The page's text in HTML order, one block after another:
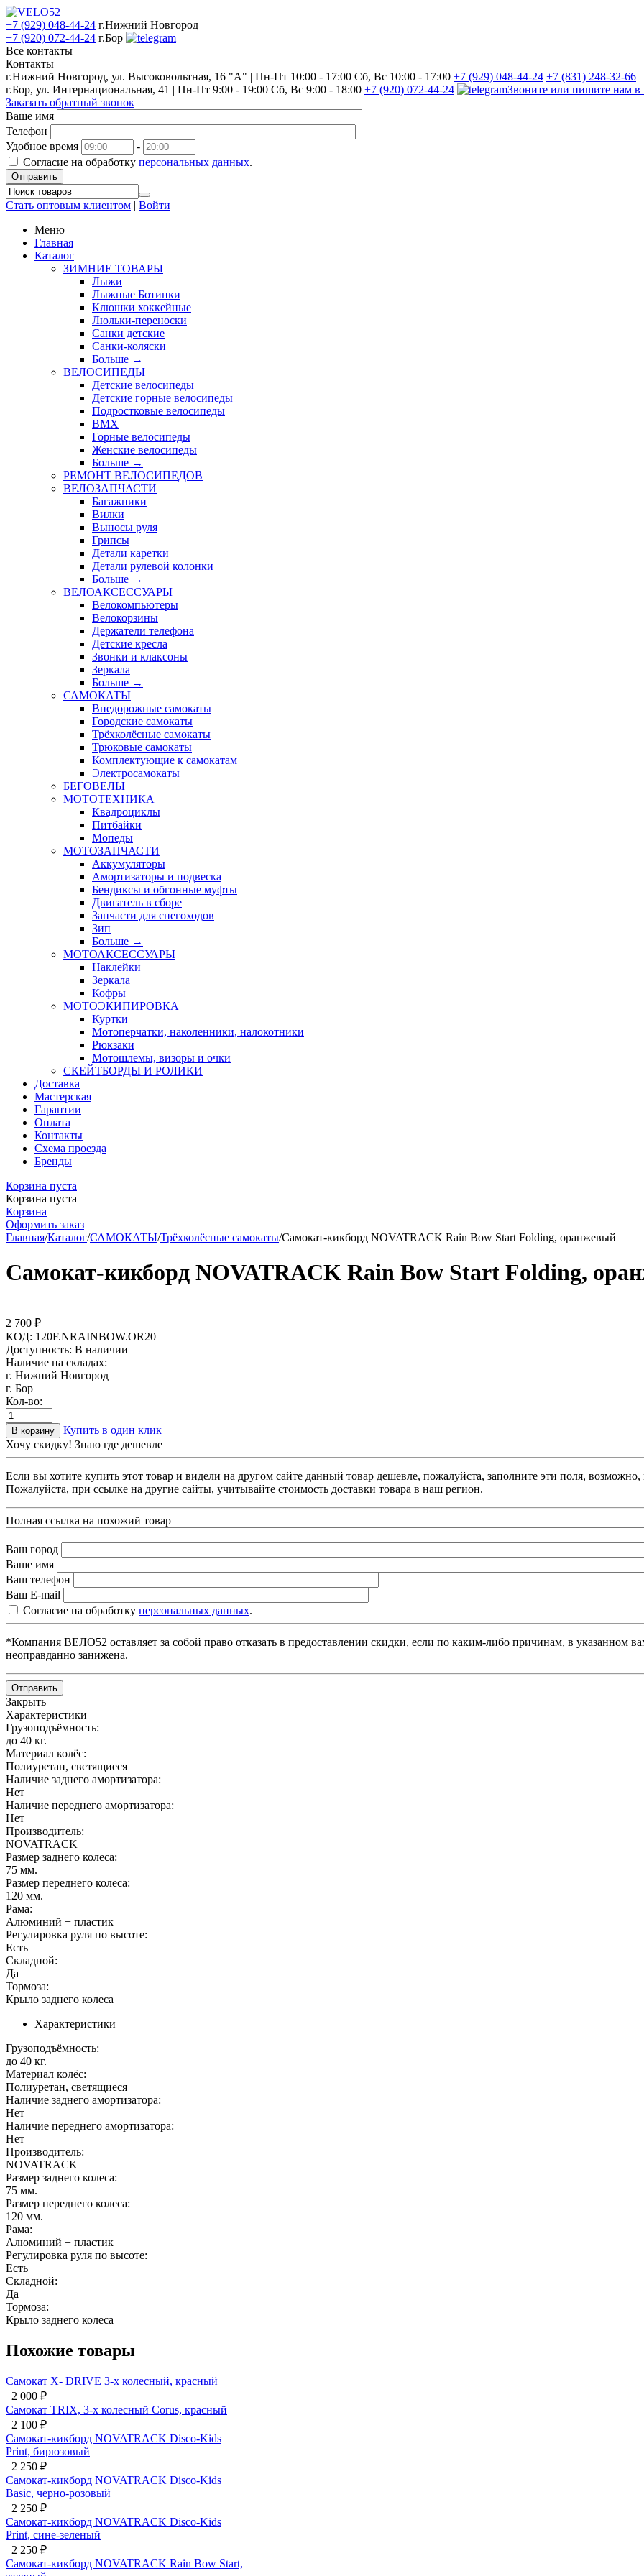
+7 (929) 048-44-24 г.Нижний Новгород
+7 (920) 072-44-24 г.Бор
Все контакты
Контакты
г.Нижний Новгород, ул. Высоковольтная, 16 "А" | Пн-Пт 10:00 - 17:00 Сб, Вс 10:00 - 17:00 +7 (929) 048-44-24 +7 (831) 248-32-66
г.Бор, ул. Интернациональная, 41 | Пн-Пт 9:00 - 19:00 Сб, Вс 9:00 - 18:00 +7 (920) 072-44-24
Звоните или пишите нам в
Заказать обратный звонок
Ваше имя
Телефон
Удобное время
-
Согласие на обработку персональных данных.
Отправить
Стать оптовым клиентом | Войти
Меню
Главная
Каталог
ЗИМНИЕ ТОВАРЫ
Лыжи
Лыжные Ботинки
Клюшки хоккейные
Люльки-переноски
Санки детские
Санки-коляски
Больше →
ВЕЛОСИПЕДЫ
Детские велосипеды
Детские горные велосипеды
Подростковые велосипеды
BMX
Горные велосипеды
Женские велосипеды
Больше →
РЕМОНТ ВЕЛОСИПЕДОВ
ВЕЛОЗАПЧАСТИ
Багажники
Вилки
Выносы руля
Грипсы
Детали каретки
Детали рулевой колонки
Больше →
ВЕЛОАКСЕССУАРЫ
Велокомпьютеры
Велокорзины
Держатели телефона
Детские кресла
Звонки и клаксоны
Зеркала
Больше →
САМОКАТЫ
Внедорожные самокаты
Городские самокаты
Трёхколёсные самокаты
Трюковые самокаты
Комплектующие к самокатам
Электросамокаты
БЕГОВЕЛЫ
МОТОТЕХНИКА
Квадроциклы
Питбайки
Мопеды
МОТОЗАПЧАСТИ
Аккумуляторы
Амортизаторы и подвеска
Бендиксы и обгонные муфты
Двигатель в сборе
Запчасти для снегоходов
Зип
Больше →
МОТОАКСЕССУАРЫ
Наклейки
Зеркала
Кофры
МОТОЭКИПИРОВКА
Куртки
Мотоперчатки, наколенники, налокотники
Рюкзаки
Мотошлемы, визоры и очки
СКЕЙТБОРДЫ И РОЛИКИ
Доставка
Мастерская
Гарантии
Оплата
Контакты
Схема проезда
Бренды
Корзина пуста
Корзина пуста
Корзина
Оформить заказ
Главная/Каталог/САМОКАТЫ/Трёхколёсные самокаты/Самокат-кикборд NOVATRACK Rain Bow Start Folding, оранжевый
Самокат-кикборд NOVATRACK Rain Bow Start Folding,
2 700 ₽
КОД: 120F.NRAINBOW.OR20
Доступность: В наличии
Наличие на складах:
г. Нижний Новгород
г. Бор
Кол-во:
В корзину
Купить в один клик
Хочу скидку! Знаю где дешевле
Если вы хотите купить этот товар и видели на другом сайте данный товар дешевле, пожалуйста, заполните эти поля,
Пожалуйста, при ссылке на другие сайты, учитывайте стоимость доставки товара в наш регион.
Полная ссылка на похожий товар
Ваш город
Ваше имя
Ваш телефон
Ваш E-mail
Согласие на обработку персональных данных.
*Компания ВЕЛО52 оставляет за собой право отказать в предоставлении скидки, если по каким-либо причинам, в указанном
неоправданно занижена.
Отправить
Закрыть
Характеристики
Грузоподъёмность:
до 40 кг.
Материал колёс:
Полиуретан, светящиеся
Наличие заднего амортизатора:
Нет
Наличие переднего амортизатора:
Нет
Производитель:
NOVATRACK
Размер заднего колеса:
75 мм.
Размер переднего колеса:
120 мм.
Рама:
Алюминий + пластик
Регулировка руля по высоте:
Есть
Складной:
Да
Тормоза:
Крыло заднего колеса
Характеристики
Грузоподъёмность:
до 40 кг.
Материал колёс:
Полиуретан, светящиеся
Наличие заднего амортизатора:
Нет
Наличие переднего амортизатора:
Нет
Производитель:
NOVATRACK
Размер заднего колеса:
75 мм.
Размер переднего колеса:
120 мм.
Рама:
Алюминий + пластик
Регулировка руля по высоте:
Есть
Складной:
Да
Тормоза:
Крыло заднего колеса
Похожие товары
Самокат X- DRIVE 3-х колесный, красный
2 000 ₽
Самокат TRIX, 3-х колесный Corus, красный
2 100 ₽
Самокат-кикборд NOVATRACK Disco-Kids
Print, бирюзовый
2 250 ₽
Самокат-кикборд NOVATRACK Disco-Kids
Basic, черно-розовый
2 250 ₽
Самокат-кикборд NOVATRACK Disco-Kids
Print, сине-зеленый
2 250 ₽
Самокат-кикборд NOVATRACK Rain Bow Start,